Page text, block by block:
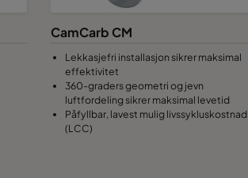
CamCarb CM
Lekkasjefri installasjon sikrer maksimal
effektivitet
360-graders geometri og jevn
luftfordeling sikrer maksimal levetid
Påfyllbar, lavest mulig livssykluskostnad
(LCC)